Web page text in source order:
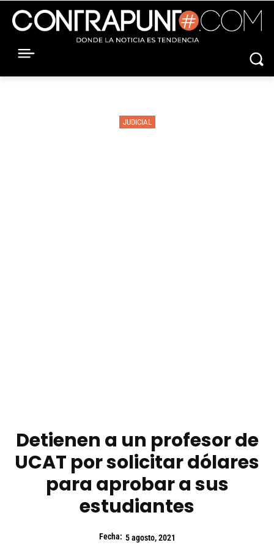
JUDICIAL
Detienen a un profesor de
UCAT por solicitar dólares
para aprobar a sus
estudiantes
Fecha: 5 agosto, 2021